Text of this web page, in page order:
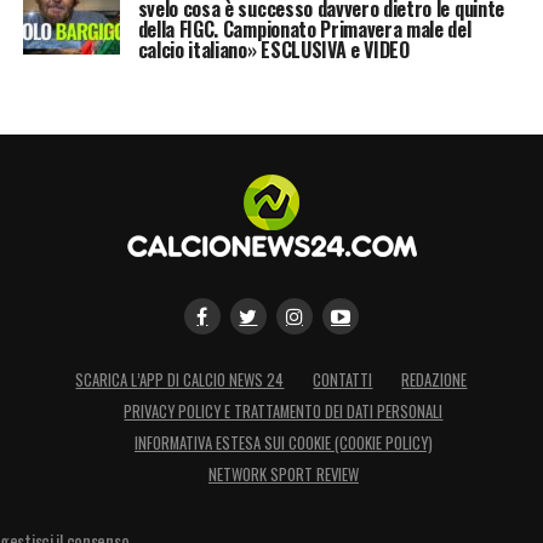
LA PLAYLIST DELLE NOSTRE TOP NEWS
svelo cosa è successo davvero dietro le quinte
della FIGC. Campionato Primavera male del
calcio italiano» ESCLUSIVA e VIDEO
SCARICA L’APP DI CALCIO NEWS 24 CONTATTI
REDAZIONE
PRIVACY POLICY E TRATTAMENTO DEI DATI PERSONALI
INFORMATIVA ESTESA SUI COOKIE (COOKIE POLICY)
NETWORK SPORT REVIEW